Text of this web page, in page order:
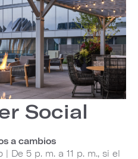
Social
a cambios
De 5 p. m. a 11 p. m., si el